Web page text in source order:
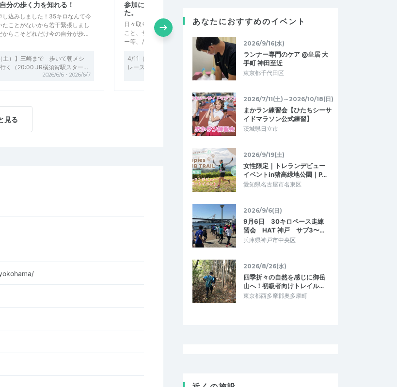
分の歩く力を知れる！
し込みしました！35キロなんて今
たことがないから若干緊張しまし
からこそどれだけ今の自分が歩…
土）】三崎まで 歩いて朝メシ
く（20:00 JR横須賀駅スター…
2026/6/6・2026/6/7
参加になる話が盛りだくさんでし
た。
日々取り組んでいること、気をつけている
こと、サプリメント、行動食、練習メニュ
ー等、たくさんの話を聞くことができま…
4/11（土）18:30開催：アドベンチャー
レース報告会〜完走のために大事にし…
2026/4/11
素材の性質、汚れと洗濯の原理を理解する
ことで、これまで常識だと思ってきた洗濯
3/20（金・祝）9:00開催！Run&Was
h!〜ウェアを長く使うためのお洗濯ワ…
見る
あなたにおすすめのイベント
2026/9/16(水)
ランナー専門のケア @皇居 大
手町 神田至近
東京都千代田区
2026/7/11(土)～2026/10/18(日)
まかラン練習会【ひたちシーサ
イドマラソン公式練習】
茨城県日立市
2026/9/19(土)
女性限定｜トレランデビュー
イベントin猪高緑地公園｜P…
愛知県名古屋市名東区
2026/9/6(日)
9月6日 30キロペース走練
習会 HAT 神戸 サブ3〜…
兵庫県神戸市中央区
2026/8/26(水)
四季折々の自然を感じに御岳
山へ！初級者向けトレイル…
東京都西多摩郡奥多摩町